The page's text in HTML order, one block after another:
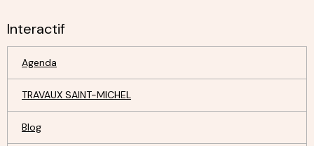
Interactif
Agenda
TRAVAUX SAINT-MICHEL
Blog